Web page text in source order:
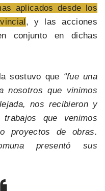
aplicados desde los
, y las acciones
conjunto en dichas
sostuvo que “fue una
nosotros que vinimos
nos recibieron y
que venimos
proyectos de obras.
presentó sus